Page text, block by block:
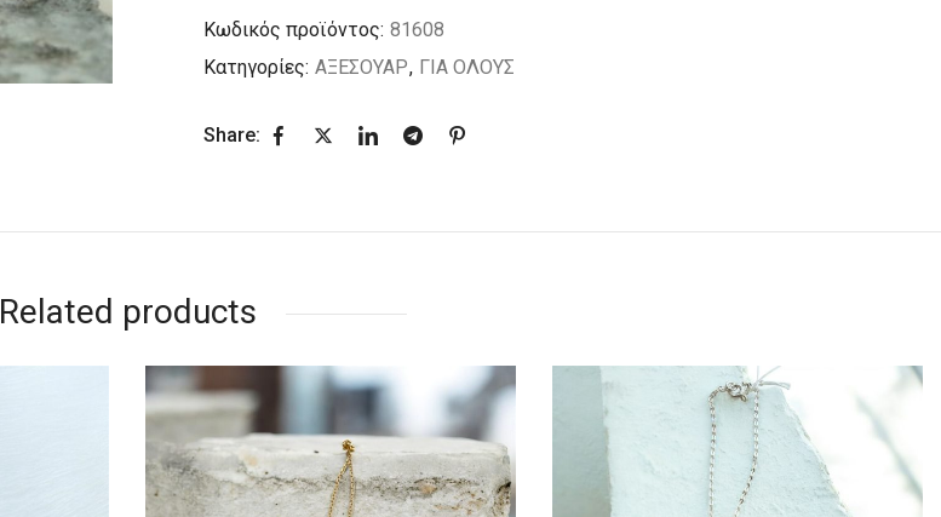
Κωδικός προϊόντος: 81608
Κατηγορίες: ΑΞΕΣΟΥΑΡ, ΓΙΑ ΟΛΟΥΣ
Share:
Related products